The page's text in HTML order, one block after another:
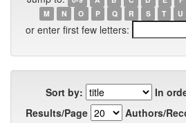
M
N O P Q R S T U
or enter first few letters:
Sort by:
In
Results/Page
Authors/